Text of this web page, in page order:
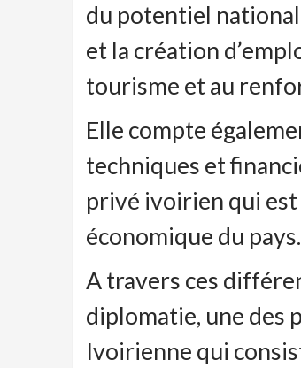
du potentiel
et la création
tourisme et au
Elle compte
techniques et
privé ivoirien qui est
économique du pays.
A travers ces
diplomatie, une des
Ivoirienne qui